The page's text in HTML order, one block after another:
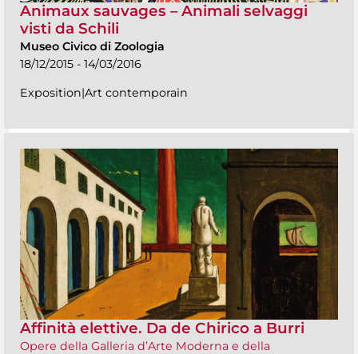
Animaux sauvages – Animali selvaggi
visti da Schili
Museo Civico di Zoologia
18/12/2015 - 14/03/2016
Exposition|Art contemporain
Affinità elettive. Da de Chirico a Burri
Opere della Galleria d’Arte Moderna e della